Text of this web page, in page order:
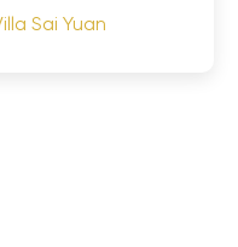
Sai Yuan